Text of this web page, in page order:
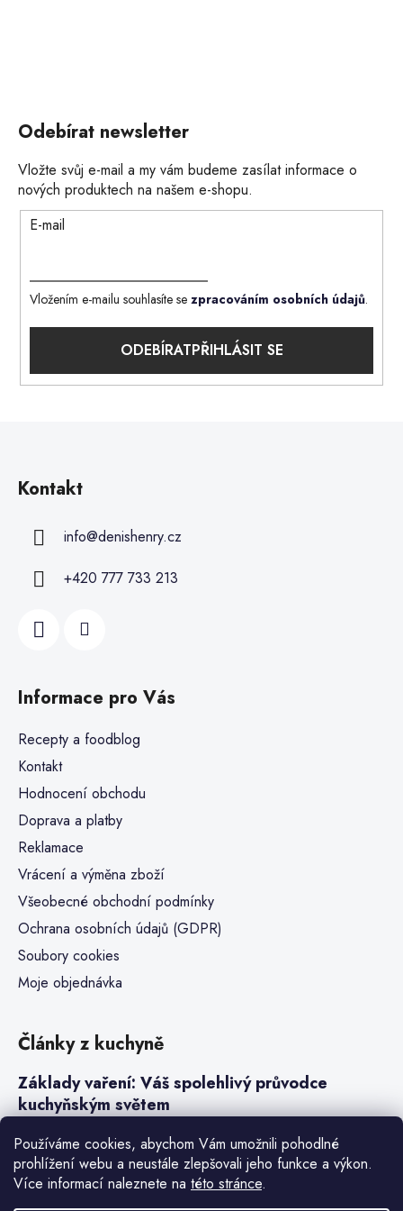
Používáme cookies, abychom Vám umožnili pohodlné
prohlížení webu a neustále zlepšovali jeho funkce a výkon.
Více informací naleznete na této stránce.
Odebírat newsletter
Vložte svůj e-mail a my vám budeme zasílat informace o
nových produktech na našem e-shopu.
E-mail
Vložením e-mailu souhlasíte se zpracováním osobních údajů.
PŘIHLÁSIT SE
Kontakt
info@denishenry.cz
+420 777 733 213
Informace pro Vás
Recepty a foodblog
Kontakt
Hodnocení obchodu
Doprava a platby
Reklamace
Vrácení a výměna zboží
Všeobecné obchodní podmínky
Ochrana osobních údajů (GDPR)
Soubory cookies
Moje objednávka
Články z kuchyně
Základy vaření: Váš spolehlivý průvodce
kuchyňským světem
Steaky a sous-vide vaření
Jak vařit v tlakovém hrnci neboli papiňáku